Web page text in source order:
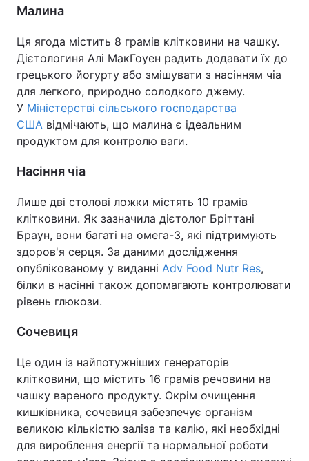
Малина
Ця ягода містить 8 грамів клітковини на чашку.
Дієтологиня Алі МакГоуен радить додавати їх до
грецького йогурту або змішувати з насінням чіа
для легкого, природно солодкого джему.
У Міністерстві сільського господарства
США відмічають, що малина є ідеальним
продуктом для контролю ваги.
Насіння чіа
Лише дві столові ложки містять 10 грамів
клітковини. Як зазначила дієтолог Бріттані
Браун, вони багаті на омега-3, які підтримують
здоров'я серця. За даними дослідження
опублікованому у виданні Adv Food Nutr Res,
білки в насінні також допомагають контролювати
рівень глюкози.
Сочевиця
Це один із найпотужніших генераторів
клітковини, що містить 16 грамів речовини на
чашку вареного продукту. Окрім очищення
кишківника, сочевиця забезпечує організм
великою кількістю заліза та калію, які необхідні
для вироблення енергії та нормальної роботи